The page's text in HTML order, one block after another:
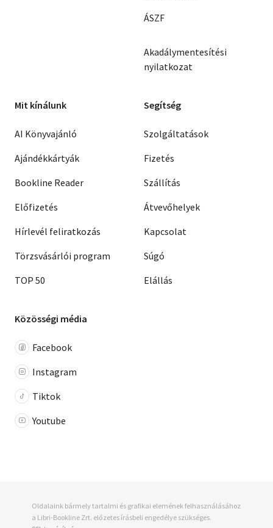
ÁSZF
Akadálymentesítési
nyilatkozat
Mit kínálunk
AI Könyvajánló
Ajándékkártyák
Bookline Reader
Előfizetés
Hírlevél feliratkozás
Törzsvásárlói program
TOP 50
Segítség
Szolgáltatások
Fizetés
Szállítás
Átvevőhelyek
Kapcsolat
Súgó
Elállás
Közösségi média
Facebook
Instagram
Tiktok
Youtube
Oldalaink bármely tartalmi és grafikai elemének felhasználásához
a Libri-Bookline Zrt. előzetes írásbeli engedélye szükséges.